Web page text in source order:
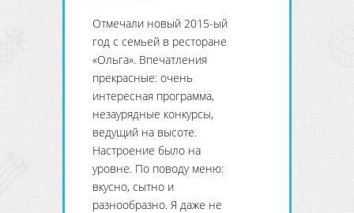
Отмечали новый 2015-ый
год с семьей в ресторане
«Ольга». Впечатления
прекрасные: очень
интересная программа,
незаурядные конкурсы,
ведущий на высоте.
Настроение было на
уровне. По поводу меню:
вкусно, сытно и
разнообразно. Я даже не